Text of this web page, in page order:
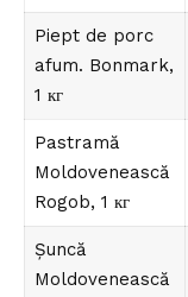
Piept de porc
afum. Bonmark,
1 кг
Pastramă
Moldovenească
Rogob, 1 кг
Șuncă
Moldovenească